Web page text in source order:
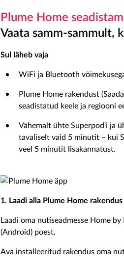
Plume Home
Vaata samm-sammult,
Sul läheb vaja
WiFi ja Bluetooth
Plume Home rakendust
seadistatud keele ja regiooni
Vähemalt ühte Superpod'i ja
tavaliselt vaid 5 minutit – kui
veel 5 minutit lisakannatust.
1. Laadi alla Plume Home rakendus
Laadi oma nutiseadmesse Home
(Android) poest.
Ava installeeritud rakendus oma